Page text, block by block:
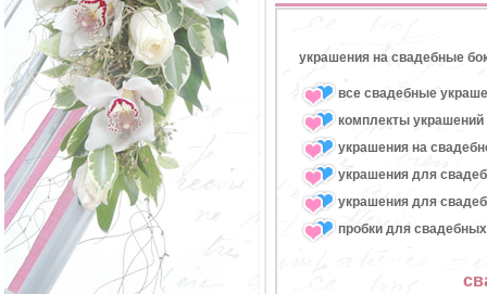
украшения на свадебные
все свадебные
комплекты
украшения на
украшения для
украшения для
пробки для